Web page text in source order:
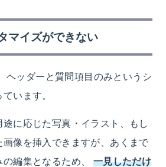
マイズができない
ヘッダーと質問項目のみというシ
います。
に応じた写真・イラスト、もし
画像を挿入できますが、あくまで
編集となるため、 一見しただけ